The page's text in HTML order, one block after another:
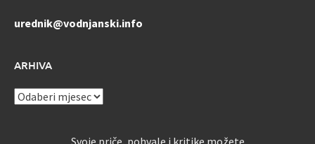
urednik@vodnjanski.info
ARHIVA
ARHIVA